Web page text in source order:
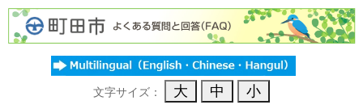
文字サイズ：